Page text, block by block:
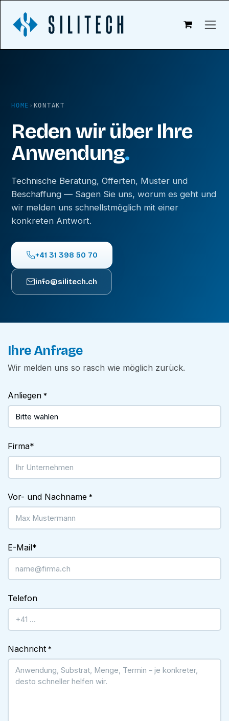
HOME › KONTAKT
Reden wir über Ihre
Anwendung.
Technische Beratung, Offerten, Muster und
Beschaffung — Sagen Sie uns, worum es geht und
wir melden uns schnellstmöglich mit einer
konkreten Antwort.
+41 31 398 50 70
info@silitech.ch
Ihre Anfrage
Wir melden uns so rasch wie möglich zurück.
Anliegen *
Firma*
Vor- und Nachname *
E-Mail*
Telefon
Nachricht *